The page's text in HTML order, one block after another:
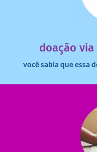
doação
você sabia que essa
imposto de renda
dinheiro